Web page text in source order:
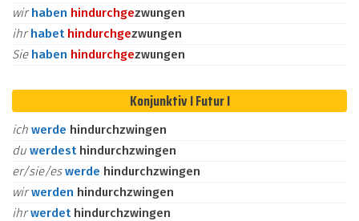
wirhaben hindurchgezwungen
ihrhabet hindurchgezwungen
Sie haben hindurchgezwungen
Konjunktiv I Futur I
ich werde hindurchzwingen
du werdest hindurchzwingen
er/sie/eswerde hindurchzwingen
wirwerden hindurchzwingen
ihrwerdet hindurchzwingen